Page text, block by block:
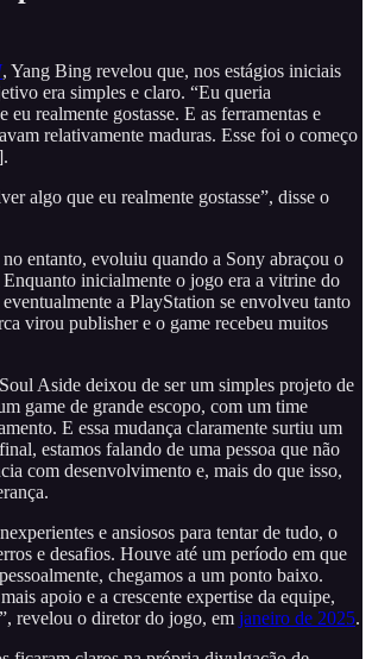
, Yang Bing revelou que, nos estágios iniciais
era simples e claro. “Eu queria
eu realmente gostasse. E as ferramentas e
relativamente maduras. Esse foi o começo
algo que eu realmente gostasse”, disse o
entanto, evoluiu quando a Sony abraçou o
inicialmente o jogo era a vitrine do
a PlayStation se envolveu tanto
virou publisher e o game recebeu muitos
Aside deixou de ser um simples projeto de
game de grande escopo, com um time
E essa mudança claramente surtiu um
estamos falando de uma pessoa que não
com desenvolvimento e, mais do que isso,
e ansiosos para tentar de tudo, o
e desafios. Houve até um período em que
chegamos a um ponto baixo.
apoio e a crescente expertise da equipe,
revelou o diretor do jogo, em janeiro de 2025.